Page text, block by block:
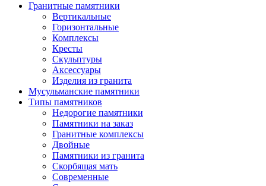
Гранитные памятники
Вертикальные
Горизонтальные
Комплексы
Кресты
Скульптуры
Аксессуары
Изделия из гранита
Мусульманские памятники
Типы памятников
Недорогие памятники
Памятники на заказ
Гранитные комплексы
Двойные
Памятники из гранита
Скорбящая мать
Современные